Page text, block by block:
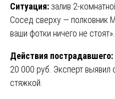
Ситуация: залив 2-
Сосед сверху — полковник
ваши фотки ничего не стоят».
Действия пострадавшего:
20 000 руб. Эксперт выявил
стяжкой.